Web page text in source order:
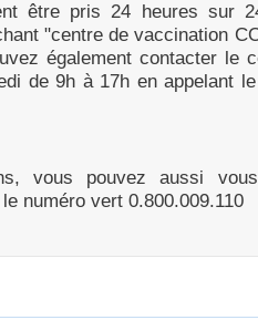
être pris 24 heures sur
"centre de vaccination
également contacter le
de 9h à 17h en appelant
vous pouvez aussi
numéro vert 0.800.009.110